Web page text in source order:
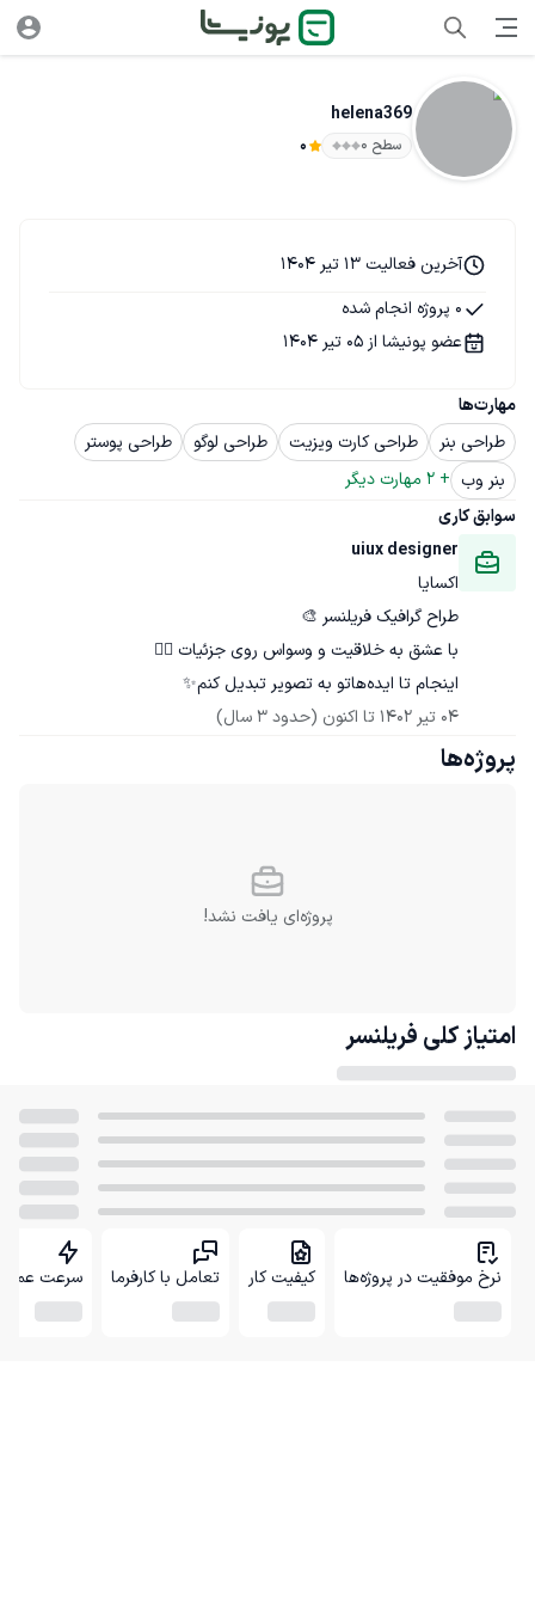
helena369
سطح ۰ 0
مهارت‌ها
طراحی بنر
طراحی کارت ویزیت طراحی لوگو
طراحی پوستر
بنر وب +
2 مهارت دیگر
سوابق کاری
uiux designer
اکسایا
اینجام تا ایده‌هاتو به تصویر تبدیل کنم✨
04 تیر 1402
تا اکنون (حدود 3 سال)
آخرین فعالیت 13 تیر 1404
0 پروژه انجام شده
عضو پونیشا از 05 تیر 1404
پروژه‌ها
پروژه‌ای یافت نشد!
امتیاز کلی فریلنسر
نرخ موفقیت در پروژه‌ها کیفیت کار تعامل با کارفرما سرعت عمل